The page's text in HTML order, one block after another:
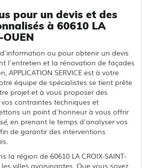
pour un devis et des
à 60610 LA
ou pour obtenir un devis
l'entretien et la rénovation de façades
APPLICATION SERVICE est à votre
équipe de spécialistes se tient prête
projet et à vous proposer des
contraintes techniques et
un point d'honneur à vous offrir
, en prenant le temps d'analyser vos
de garantir des interventions
la région de 60610 LA CROIX-SAINT-
villes avoisinantes. Que vous soyez